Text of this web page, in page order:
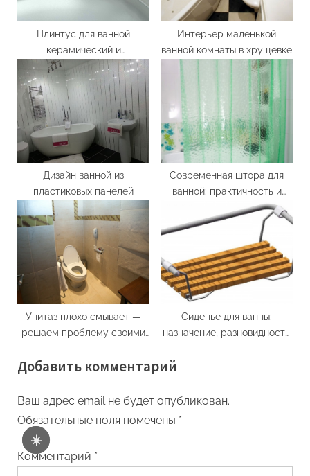
☀️
t
Плинтус для ванной
керамический и
пластиковый: особенности
установки
Интерьер маленькой
ванной комнаты в хрущевке
Дизайн ванной из
пластиковых панелей
Современная штора для
ванной: практичность и
дизайн
Унитаз плохо смывает —
решаем проблему своими
Сиденье для ванны:
назначение, разновидности
Добавить комментарий
Ваш адрес email не будет опубликован.
Обязательные поля помечены *
Комментарий *